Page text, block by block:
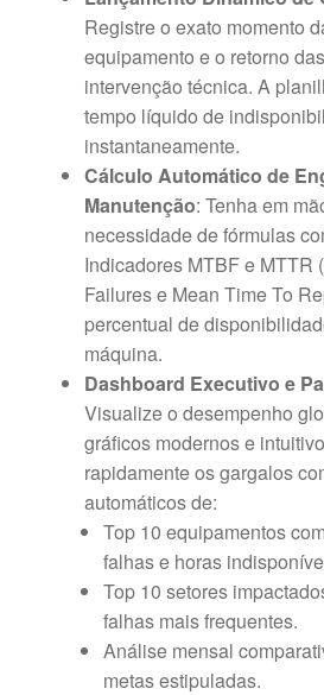
Registre o exato momento
equipamento e o retorno
intervenção técnica. A
tempo líquido de
instantaneamente.
Cálculo Automático de
Manutenção: Tenha em
necessidade de fórmulas
Indicadores MTBF e MTTR
Failures e Mean Time To
percentual de
máquina.
Dashboard Executivo e
Visualize o desempenho
gráficos modernos e
rapidamente os gargalos
automáticos de:
Top 10 equipamentos
falhas e horas
Top 10 setores
falhas mais frequentes.
Análise mensal
metas estipuladas.